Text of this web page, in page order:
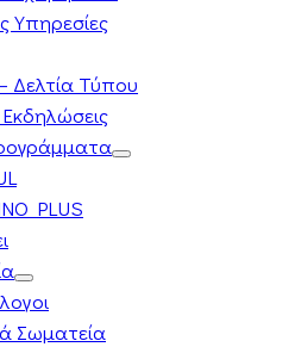
Υπηρεσίες
Δελτία Τύπου
PLUS
Σωματεία